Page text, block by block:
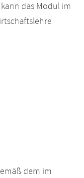
das Modul im
dem im